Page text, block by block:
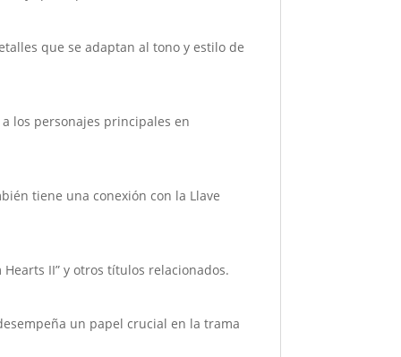
que se adaptan al tono y estilo de
los personajes principales en
tiene una conexión con la Llave
II” y otros títulos relacionados.
un papel crucial en la trama